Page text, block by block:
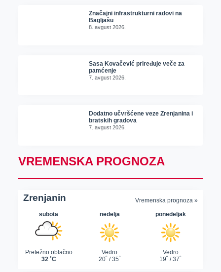
Značajni infrastrukturni radovi na
Bagljašu
8. avgust 2026.
Sasa Kovačević priređuje veče za
pamćenje
7. avgust 2026.
Dodatno učvršćene veze Zrenjanina i
bratskih gradova
7. avgust 2026.
VREMENSKA PROGNOZA